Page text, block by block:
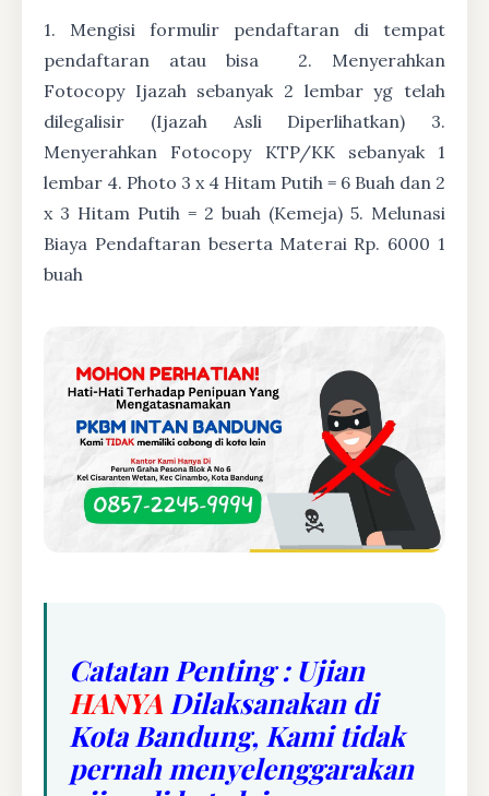
1. Mengisi formulir pendaftaran di tempat
pendaftaran atau bisa
2. Menyerahkan
Fotocopy Ijazah sebanyak 2 lembar yg telah
dilegalisir (Ijazah Asli Diperlihatkan) 3.
Menyerahkan Fotocopy KTP/KK sebanyak 1
lembar 4. Photo 3 x 4 Hitam Putih = 6 Buah dan 2
x 3 Hitam Putih = 2 buah (Kemeja) 5. Melunasi
Biaya Pendaftaran beserta Materai Rp. 6000 1
buah
Catatan Penting : Ujian
HANYA Dilaksanakan di
Kota Bandung, Kami tidak
pernah menyelenggarakan